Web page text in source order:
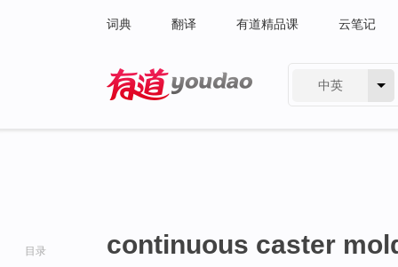
词典 翻译 有道精品课 云笔记
中英
目录 continuous caster